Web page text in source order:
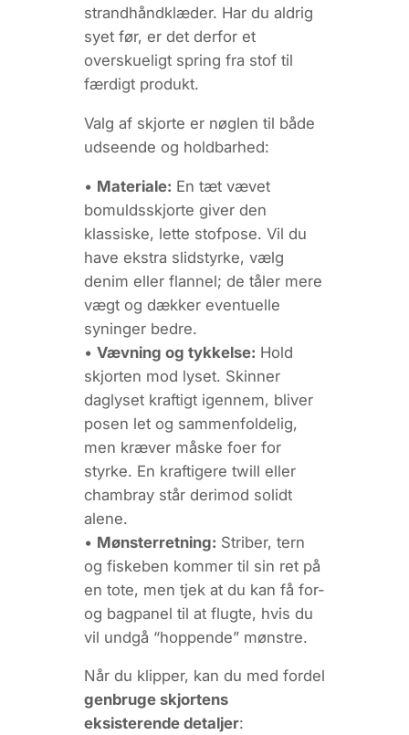
strandhåndklæder. Har du aldrig
syet før, er det derfor et
overskueligt spring fra stof til
færdigt produkt.
Valg af skjorte er nøglen til både
udseende og holdbarhed:
• Materiale: En tæt vævet
bomuldsskjorte giver den
klassiske, lette stofpose. Vil du
have ekstra slidstyrke, vælg
denim eller flannel; de tåler mere
vægt og dækker eventuelle
syninger bedre.
• Vævning og tykkelse: Hold
skjorten mod lyset. Skinner
daglyset kraftigt igennem, bliver
posen let og sammenfoldelig,
men kræver måske foer for
styrke. En kraftigere twill eller
chambray står derimod solidt
alene.
• Mønsterretning: Striber, tern
og fiskeben kommer til sin ret på
en tote, men tjek at du kan få for-
og bagpanel til at flugte, hvis du
vil undgå “hoppende” mønstre.
Når du klipper, kan du med fordel
genbruge skjortens
eksisterende detaljer: